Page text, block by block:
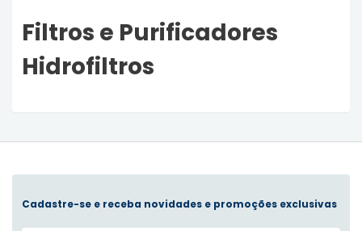
Filtros e Purificadores
Hidrofiltros
Cadastre-se e receba novidades e promoções exclusivas